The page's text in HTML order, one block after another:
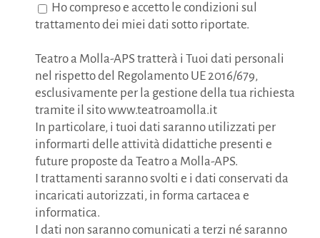
Ho compreso e accetto le condizioni sul
trattamento dei miei dati sotto riportate.
Teatro a Molla-APS tratterà i Tuoi dati personali
nel rispetto del Regolamento UE 2016/679,
esclusivamente per la gestione della tua richiesta
tramite il sito www.teatroamolla.it
In particolare, i tuoi dati saranno utilizzati per
informarti delle attività didattiche presenti e
future proposte da Teatro a Molla-APS.
I trattamenti saranno svolti e i dati conservati da
incaricati autorizzati, in forma cartacea e
informatica.
I dati non saranno comunicati a terzi né saranno